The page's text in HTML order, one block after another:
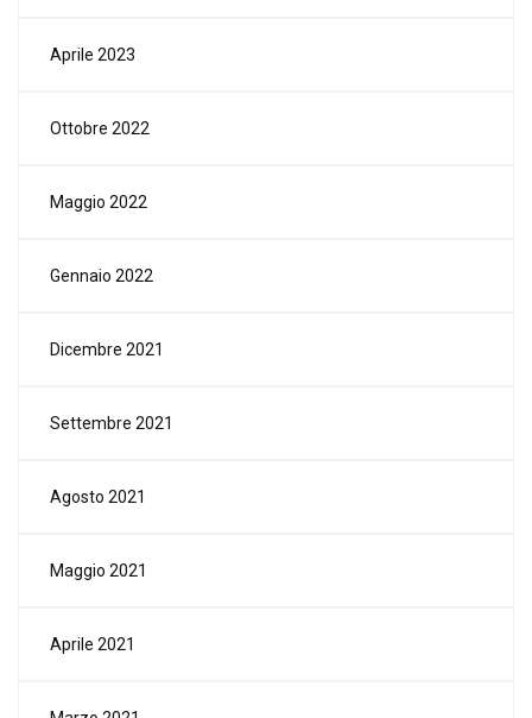
Aprile 2023
Ottobre 2022
Maggio 2022
Gennaio 2022
Dicembre 2021
Settembre 2021
Agosto 2021
Maggio 2021
Aprile 2021